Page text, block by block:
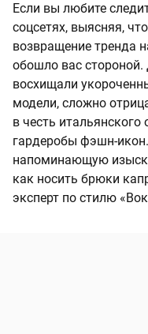
Если вы любите
соцсетях, выясняя,
возвращение тренда
обошло вас
восхищали
модели, сложно
в честь итальянского
гардеробы фэшн-
напоминающую
как носить брюки
эксперт по стилю